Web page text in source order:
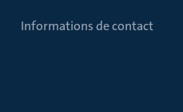
Informations de contact